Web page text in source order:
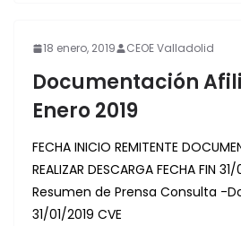
18 enero, 2019 CEOE Valladolid
Documentación
Enero 2019
FECHA INICIO REMITENTE
REALIZAR DESCARGA FECHA FIN
Resumen de Prensa Consulta -
31/01/2019 CVE